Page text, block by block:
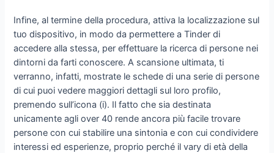
Infine, al termine della procedura, attiva la localizzazione sul
tuo dispositivo, in modo da permettere a Tinder di
accedere alla stessa, per effettuare la ricerca di persone nei
dintorni da farti conoscere. A scansione ultimata, ti
verranno, infatti, mostrate le schede di una serie di persone
di cui puoi vedere maggiori dettagli sul loro profilo,
premendo sull’icona (i). Il fatto che sia destinata
unicamente agli over 40 rende ancora più facile trovare
persone con cui stabilire una sintonia e con cui condividere
interessi ed esperienze, proprio perché il vary di età della